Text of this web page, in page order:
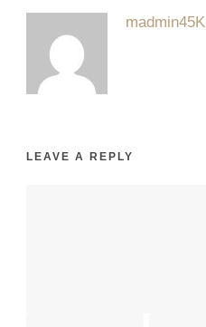
madmin45K
LEAVE A REPLY